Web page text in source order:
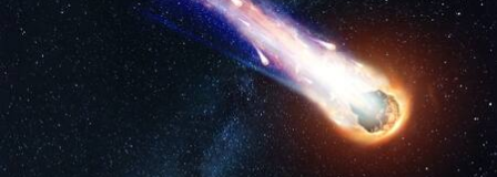
abre en nueva pestaña
México